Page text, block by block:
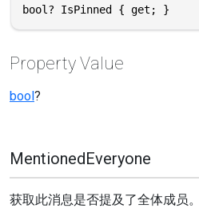
bool? IsPinned { get; }
Property Value
bool?
MentionedEveryone
获取此消息是否提及了全体成员。